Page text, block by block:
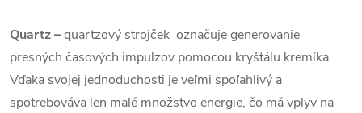
Quartz–quartzový strojček označuje generovanie
presných časových impulzov pomocou kryštálu kremíka.
Vďaka svojej jednoduchosti je veľmi spoľahlivý a
spotrebováva len malé množstvo energie, čo má vplyv na